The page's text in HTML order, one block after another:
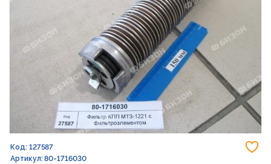
Код: 127587
Артикул: 80-1716030